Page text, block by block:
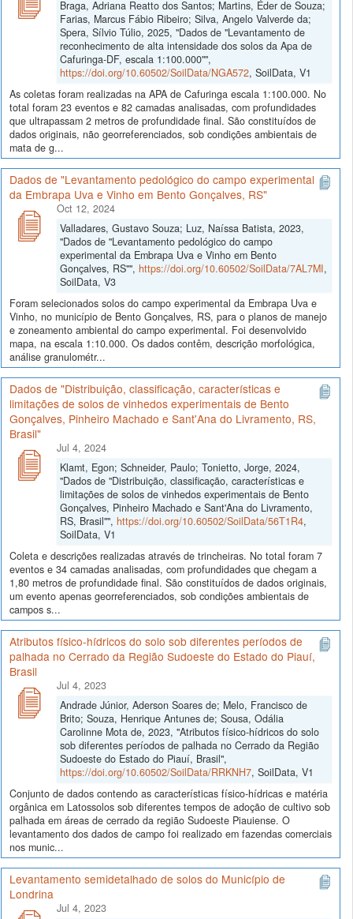
Braga, Adriana Reatto dos Santos; Martins, Éder de Souza;
Farias, Marcus Fábio Ribeiro; Silva, Angelo Valverde da;
Spera, Sílvio Túlio, 2025, "Dados de "Levantamento de
reconhecimento de alta intensidade dos solos da Apa de
Cafuringa-DF, escala 1:100.000"",
https://doi.org/10.60502/SoilData/NGA572, SoilData, V1
As coletas foram realizadas na APA de Cafuringa escala 1:100.000. No
total foram 23 eventos e 82 camadas analisadas, com profundidades
que ultrapassam 2 metros de profundidade final. São constituídos de
dados originais, não georreferenciados, sob condições ambientais de
mata de g...
Dados de "Levantamento pedológico do campo experimental
da Embrapa Uva e Vinho em Bento Gonçalves, RS"
Oct 12, 2024
Valladares, Gustavo Souza; Luz, Naíssa Batista, 2023,
"Dados de "Levantamento pedológico do campo
experimental da Embrapa Uva e Vinho em Bento
Gonçalves, RS"", https://doi.org/10.60502/SoilData/7AL7MI,
SoilData, V3
Foram selecionados solos do campo experimental da Embrapa Uva e
Vinho, no município de Bento Gonçalves, RS, para o planos de manejo
e zoneamento ambiental do campo experimental. Foi desenvolvido
mapa, na escala 1:10.000. Os dados contêm, descrição morfológica,
análise granulométr...
Dados de "Distribuição, classificação, características e
limitações de solos de vinhedos experimentais de Bento
Gonçalves, Pinheiro Machado e Sant'Ana do Livramento, RS,
Brasil"
Jul 4, 2024
Klamt, Egon; Schneider, Paulo; Tonietto, Jorge, 2024,
"Dados de "Distribuição, classificação, características e
limitações de solos de vinhedos experimentais de Bento
Gonçalves, Pinheiro Machado e Sant'Ana do Livramento,
RS, Brasil"", https://doi.org/10.60502/SoilData/56T1R4,
SoilData, V1
Coleta e descrições realizadas através de trincheiras. No total foram 7
eventos e 34 camadas analisadas, com profundidades que chegam a
1,80 metros de profundidade final. São constituídos de dados originais,
um evento apenas georreferenciados, sob condições ambientais de
campos s...
Atributos físico-hídricos do solo sob diferentes períodos de
palhada no Cerrado da Região Sudoeste do Estado do Piauí,
Brasil
Jul 4, 2023
Andrade Júnior, Aderson Soares de; Melo, Francisco de
Brito; Souza, Henrique Antunes de; Sousa, Odália
Carolinne Mota de, 2023, "Atributos físico-hídricos do solo
sob diferentes períodos de palhada no Cerrado da Região
Sudoeste do Estado do Piauí, Brasil",
https://doi.org/10.60502/SoilData/RRKNH7, SoilData, V1
Conjunto de dados contendo as características físico-hídricas e matéria
orgânica em Latossolos sob diferentes tempos de adoção de cultivo sob
palhada em áreas de cerrado da região Sudoeste Piauiense. O
levantamento dos dados de campo foi realizado em fazendas comerciais
nos munic...
Levantamento semidetalhado de solos do Município de
Londrina
Jul 4, 2023